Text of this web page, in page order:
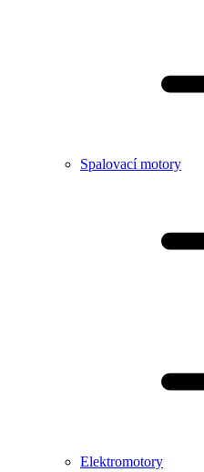
Spalovací motory
Elektromotory